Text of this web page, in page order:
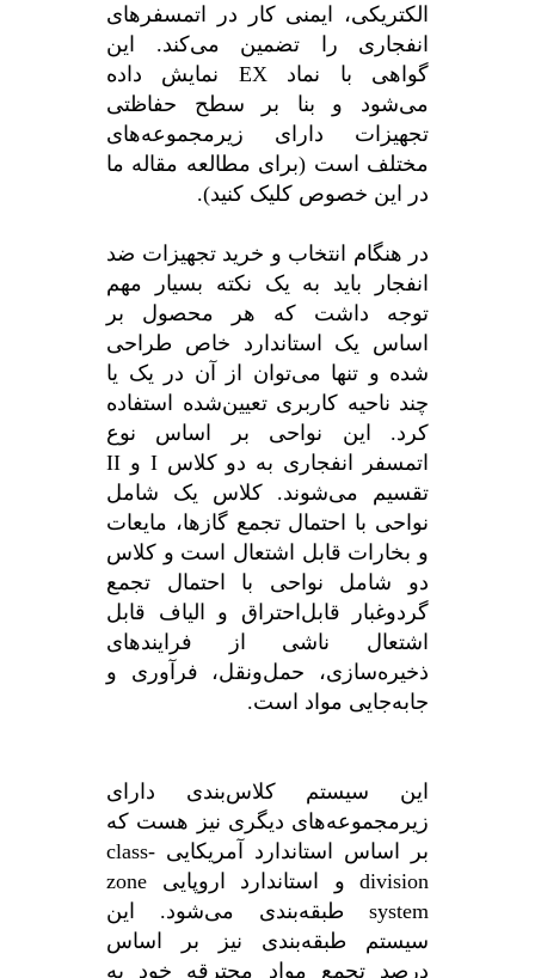
الکتریکی، ایمنی کار در اتمسفرهای
انفجاری را تضمین می‌کند. این
گواهی با نماد EX نمایش داده
می‌شود و بنا بر سطح حفاظتی
تجهیزات دارای زیرمجموعه‌های
مختلف است (برای مطالعه مقاله ما
در این خصوص کلیک کنید).
در هنگام انتخاب و خرید تجهیزات ضد
انفجار باید به یک نکته بسیار مهم
توجه داشت که هر محصول بر
اساس یک استاندارد خاص طراحی
شده و تنها می‌توان از آن در یک یا
چند ناحیه کاربری تعیین‌شده استفاده
کرد. این نواحی بر اساس نوع
اتمسفر انفجاری به دو کلاس I و II
تقسیم می‌شوند. کلاس یک شامل
نواحی با احتمال تجمع گازها، مایعات
و بخارات قابل اشتعال است و کلاس
دو شامل نواحی با احتمال تجمع
گردوغبار قابل‌احتراق و الیاف قابل
اشتعال ناشی از فرایندهای
ذخیره‌سازی، حمل‌ونقل، فرآوری و
جابه‌جایی مواد است.
این سیستم کلاس‌بندی دارای
زیرمجموعه‌های دیگری نیز هست که
بر اساس استاندارد آمریکایی class-
division و استاندارد اروپایی zone
system طبقه‌بندی می‌شود. این
سیستم طبقه‌بندی نیز بر اساس
درصد تجمع مواد محترقه خود به